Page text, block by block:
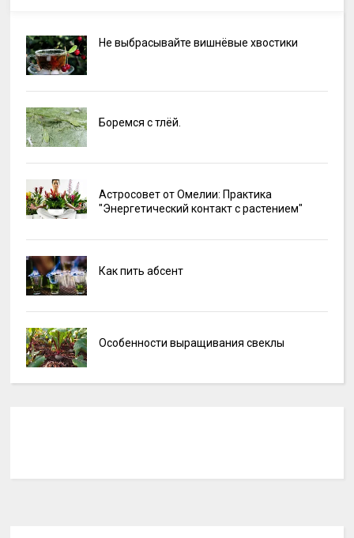
Не выбрасывайте вишнёвые хвостики
Боремся с тлёй.
Астросовет от Омелии: Практика
"Энергетический контакт с растением"
Как пить абсент
Особенности выращивания свеклы